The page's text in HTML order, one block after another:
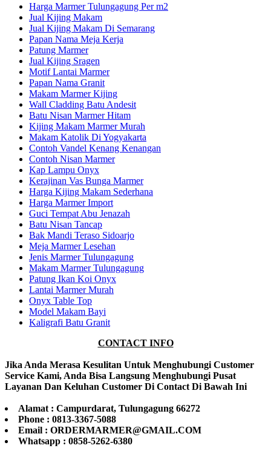
Harga Marmer Tulungagung Per m2
Jual Kijing Makam
Jual Kijing Makam Di Semarang
Papan Nama Meja Kerja
Patung Marmer
Jual Kijing Sragen
Motif Lantai Marmer
Papan Nama Granit
Makam Marmer Kijing
Wall Cladding Batu Andesit
Batu Nisan Marmer Hitam
Kijing Makam Marmer Murah
Makam Katolik Di Yogyakarta
Contoh Vandel Kenang Kenangan
Contoh Nisan Marmer
Kap Lampu Onyx
Kerajinan Vas Bunga Marmer
Harga Kijing Makam Sederhana
Harga Marmer Import
Guci Tempat Abu Jenazah
Batu Nisan Tancap
Bak Mandi Teraso Sidoarjo
Meja Marmer Lesehan
Jenis Marmer Tulungagung
Makam Marmer Tulungagung
Patung Ikan Koi Onyx
Lantai Marmer Murah
Onyx Table Top
Model Makam Bayi
Kaligrafi Batu Granit
CONTACT INFO
Jika Anda Merasa Kesulitan Untuk Menghubungi Customer
Service Kami, Anda Bisa Langsung Menghubungi Pusat
Layanan Dan Keluhan Customer Di Contact Di Bawah Ini
Alamat : Campurdarat, Tulungagung 66272
Phone : 0813-3367-5088
Email : ORDERMARMER@GMAIL.COM
Whatsapp : 0858-5262-6380